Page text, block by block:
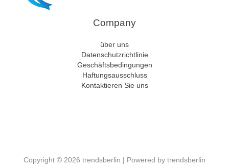
Company
über uns
Datenschutzrichtlinie
Geschäftsbedingungen
Haftungsausschluss
Kontaktieren Sie uns
Copyright © 2026 trendsberlin | Powered by trendsberlin